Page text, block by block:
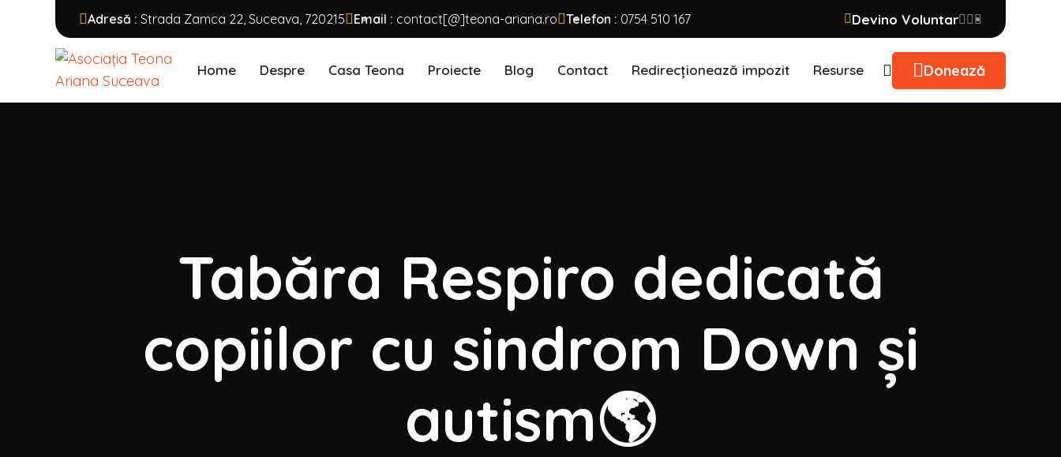
Adresă : Strada Zamca 22, Suceava, 720215 Email : contact[@]teona-ariana.ro Telefon : 0754 510 167 Devino Voluntar
Home Despre Casa Teona Proiecte Blog Contact Redirecționează impozit Resurse Donează
Tabăra Respiro dedicată
copiilor cu sindrom Down și
autism🌎